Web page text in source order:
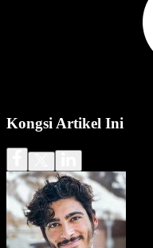
Kongsi Artikel Ini